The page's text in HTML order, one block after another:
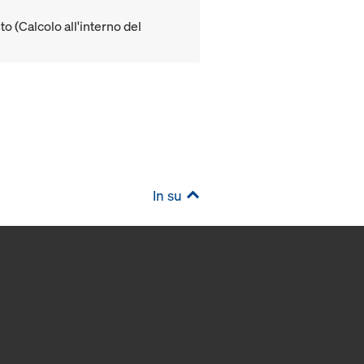
(Calcolo all'interno del
In su